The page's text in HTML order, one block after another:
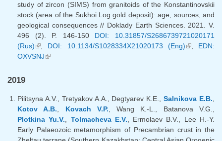
study of zircon (SIMS) from granitoids of the Konstantinovskii
stock (area of the Sukhoi Log gold deposit): age, sources, and
geological consequences // Doklady Earth Sciences. 2021. V.
496 (2). P. 146-150 DOI: 10.31857/S2686739721020171
(Rus)(внешняя ссылка)
DOI: 10.1134/S1028334X21020173 (Eng)(внешняя
, EDN:
OXVSNJ(внешняя ссылка)
2019
Pilitsyna A.V., Tretyakov A.A., Degtyarev K.E.,Salnikova E.B.
Kotov A.B.
Kovach V.P. , Wang K.-L., Batanova V.G.,
Plotkina Yu.V.
Tolmacheva E.V. , Ermolaev B.V., Lee H.-Y.
Early Palaeozoic metamorphism of Precambrian crust in the